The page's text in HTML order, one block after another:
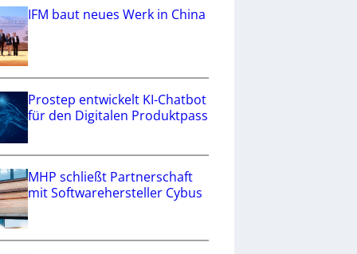
IFM baut neues Werk in China
Prostep entwickelt KI-Chatbot
für den Digitalen Produktpass
MHP schließt Partnerschaft
mit Softwarehersteller Cybus